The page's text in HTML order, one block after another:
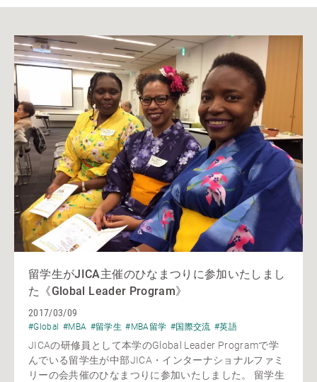
留学生がJICA主催のひなまつりに参加いたしまし
た《Global Leader Program》
2017/03/09
#Global #MBA #留学生 #MBA留学 #国際交流 #英語
JICAの研修員として本学のGlobal Leader Programで学
んでいる留学生が中部JICA・インターナショナルファミ
リーの会共催のひなまつりに参加いたしました。 留学生